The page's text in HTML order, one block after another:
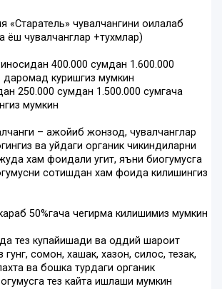
«Старатель» чувалчангини оилалаб
ёш чувалчанглар +тухмлар)
400.000 сумдан 1.600.000
даромад куришгиз мумкин
250.000 сумдан 1.500.000 сумгача
мумкин
– ажойиб жонзод, чувалчанглар
ва уйдаги органик чикиндиларни
хам фоидали угит, яъни биогумусга
сотишдан хам фоида килишингиз
50%гача чегирма килишимиз мумкин
тез купайишади ва оддий шароит
гунг, сомон, хашак, хазон, силос, тезак,
ва бошка турдаги органик
тез кайта ишлаши мумкин